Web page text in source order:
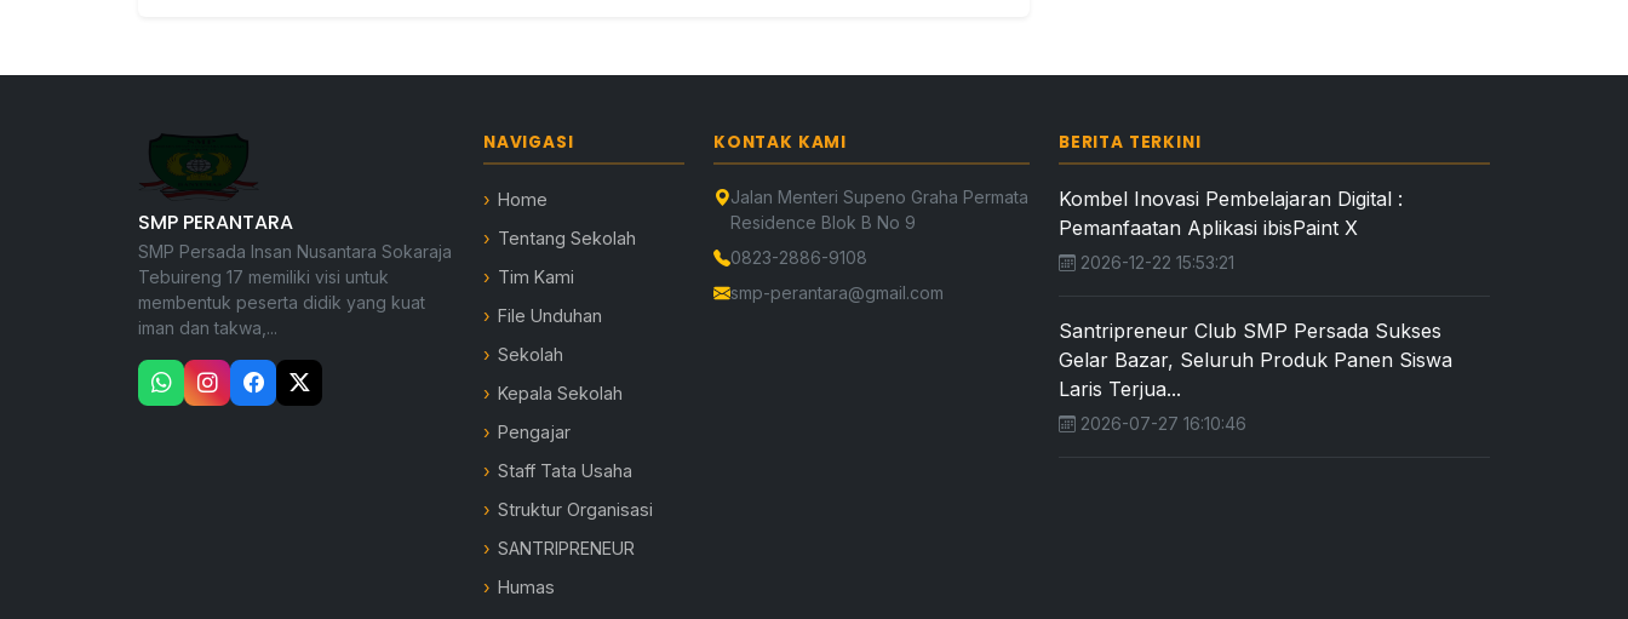
SMP PERANTARA
SMP Persada Insan Nusantara Sokaraja
Tebuireng 17 memiliki visi untuk
membentuk peserta didik yang kuat
iman dan takwa,...
NAVIGASI
Home
Tentang Sekolah
Tim Kami
File Unduhan
Sekolah
Kepala Sekolah
Pengajar
Staff Tata Usaha
Struktur Organisasi
SANTRIPRENEUR
Humas
KONTAK KAMI
Jalan Menteri Supeno Graha Permata
Residence Blok B No 9
0823-2886-9108
smp-perantara@gmail.com
BERITA TERKINI
Kombel Inovasi Pembelajaran Digital :
Pemanfaatan Aplikasi ibisPaint X
2026-12-22 15:53:21
Santripreneur Club SMP Persada Sukses
Gelar Bazar, Seluruh Produk Panen Siswa
Laris Terjua...
2026-07-27 16:10:46